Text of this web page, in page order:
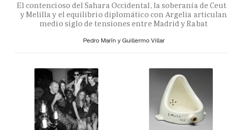
El contencioso del Sahara Occidental, la soberanía de
y Melilla y el equilibrio diplomático con Argelia articulan
medio siglo de tensiones entre Madrid y Rabat
Pedro Marín y Guillermo Villar